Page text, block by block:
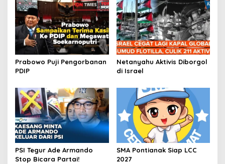
Prabowo Puji Pengorbanan
PDIP
Netanyahu Aktivis Diborgol
di Israel
PSI Tegur Ade Armando
Stop Bicara Partai!
SMA Pontianak Siap LCC
2027